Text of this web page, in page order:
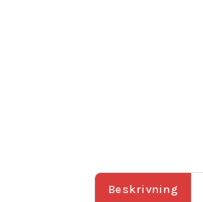
Beskrivning